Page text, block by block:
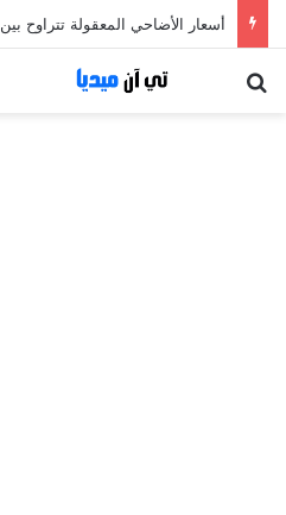
أسعار الأضاحي المعقولة تتراوح بين 1300 و1700 دينار